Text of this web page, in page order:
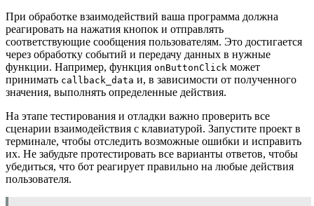
При обработке взаимодействий ваша программа должна
реагировать на нажатия кнопок и отправлять
соответствующие сообщения пользователям. Это достигается
через обработку событий и передачу данных в нужные
функции. Например, функция onButtonClick может
принимать callback_data и, в зависимости от полученного
значения, выполнять определенные действия.
На этапе тестирования и отладки важно проверить все
сценарии взаимодействия с клавиатурой. Запустите проект в
терминале, чтобы отследить возможные ошибки и исправить
их. Не забудьте протестировать все варианты ответов, чтобы
убедиться, что бот реагирует правильно на любые действия
пользователя.